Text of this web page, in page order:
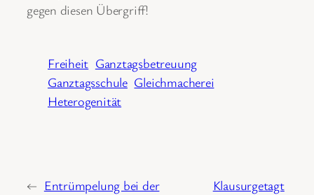
gegen diesen Übergriff!
Freiheit Ganztagsbetreuung
Ganztagsschule Gleichmacherei
Heterogenität
← Entrümpelung bei der
Klausurgetagt